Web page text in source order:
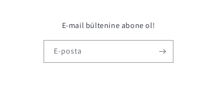
E-mail bültenine abone ol!
E-posta